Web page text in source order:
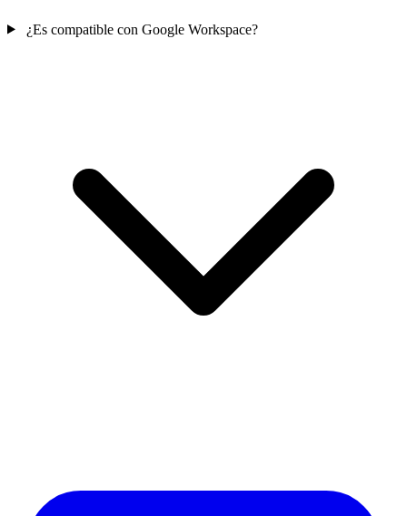
¿Es compatible con Google Workspace?